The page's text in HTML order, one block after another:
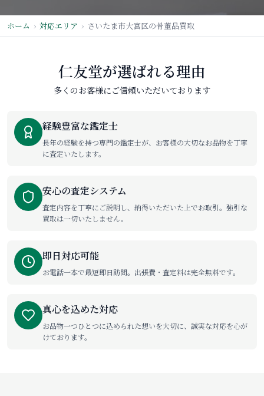
ホーム 対応エリア さいたま市大宮区の骨董品買取
仁友堂が選ばれる理由
多くのお客様にご信頼いただいております
経験豊富な鑑定士
長年の経験を持つ専門の鑑定士が、お客様の大切なお品物を丁寧
に査定いたします。
安心の査定システム
査定内容を丁寧にご説明し、納得いただいた上でお取引。強引な
買取は一切いたしません。
即日対応可能
お電話一本で最短即日訪問。出張費・査定料は完全無料です。
真心を込めた対応
お品物一つひとつに込められた想いを大切に、誠実な対応を心が
けております。